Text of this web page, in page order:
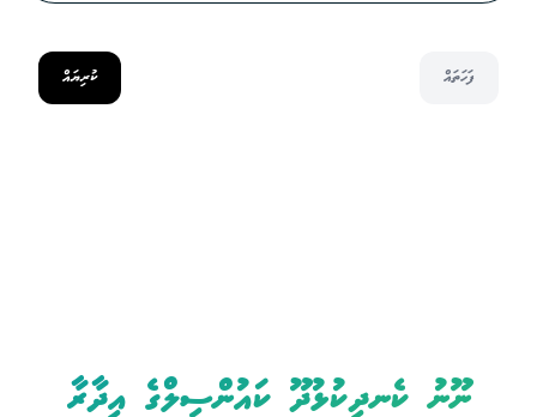
ފަހަތައް ކުރިޔައް
ނޫނު ކެނދިކުޅުދޫ ކައުންސިލްގެ އިދާރާ